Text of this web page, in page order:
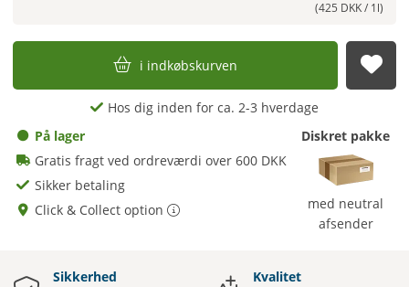
(425 DKK / 1l)
i indkøbskurven
Hos dig inden for ca. 2-3 hverdage
På lager
Gratis fragt ved ordreværdi over 600 DKK
Sikker betaling
Click & Collect option
Diskret pakke
med neutral
afsender
Sikkerhed
Kvalitet